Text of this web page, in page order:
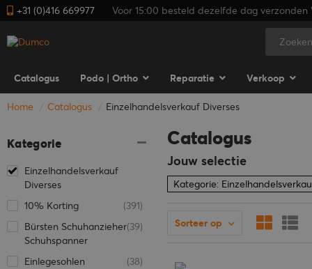
+31 (0)416 669977 Voor 15:00 besteld dezelfde dag verzonden
Catalogus Podo | Ortho Reparatie Verkoop
Home Catalogus Einzelhandelsverkauf Diverses
Kategorie
Einzelhandelsverkauf
Diverses
10% Korting
(391)
Bürsten Schuhanzieher
Schuhspanner
(39)
Einlegesohlen
(38)
Catalogus
Jouw selectie
Kategorie:
Sorteer op